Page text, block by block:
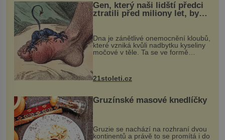
Gen, který naši lidští předci
ztratili před miliony let, by
mohl pomoci s léčbou
„nemoci králů“
Dna je zánětlivé onemocnění kloubů,
které vzniká kvůli nadbytku kyseliny
močové v těle. Ta se ve formě
nohou, a způsobuje bole...
21stoleti.cz
Gruzínské masové knedlíčky
Gruzie se nachází na rozhraní dvou
kontinentů a právě to se promítá i do